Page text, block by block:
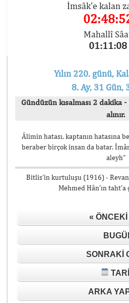
İmsâk'e kalan
Mahallî
01:11:09
Yılın 220. günü,
8. Ay, 31 Gün,
Gündüzün kısalması 2 dakika
alınır.
Âlimin hatası, kaptanın hatasına
beraber birçok insan da batar.
aleyh”
Bitlis’in kurtuluşu (1916) -
Mehmed Hân’ın taht’a
« ÖNCEKI
SONRAKI
ARKA